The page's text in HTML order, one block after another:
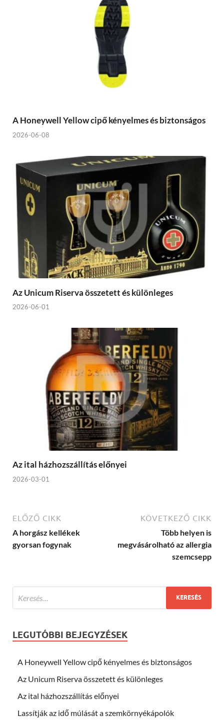
A Honeywell Yellow cipő kényelmes és biztonságos
2026-06-08
Az Unicum Riserva összetett és különleges
2026-06-01
Az ital házhozszállítás előnyei
2026-03-01
ELŐZŐ CIKK
A horgász kellékek
gyorsan fogynak
KÖVETKEZŐ CIKK
Több helyen is
megvásárolható az allergia
szemcsepp
LEGUTÓBBI BEJEGYZÉSEK
A Honeywell Yellow cipő kényelmes és biztonságos
Az Unicum Riserva összetett és különleges
Az ital házhozszállítás előnyei
Lassítják az idő múlását a szemkörnyékápolók